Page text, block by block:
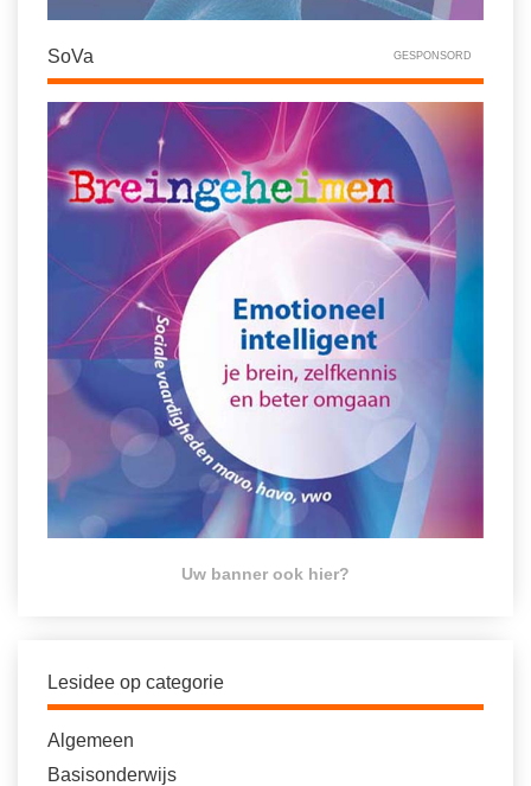
SoVa GESPONSORD
Uw banner ook hier?
Lesidee op categorie
Algemeen
Basisonderwijs